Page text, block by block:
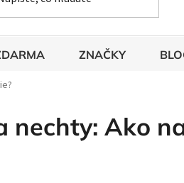
ZNAČKY
nechty: Ako